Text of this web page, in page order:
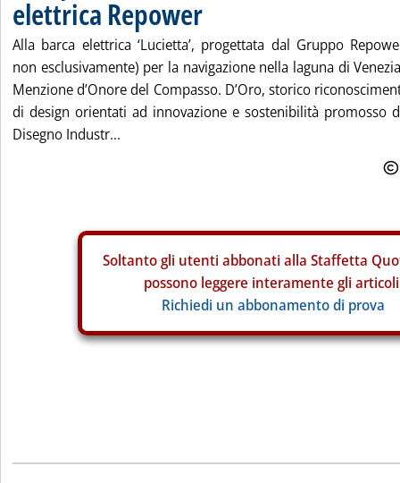
elettrica Repower
Alla barca elettrica ‘Lucietta’, progettata dal Gruppo
non esclusivamente) per la navigazione nella laguna di
Menzione d’Onore del Compasso. D’Oro, storico
di design orientati ad innovazione e sostenibilità promosso
Disegno Industr...
Soltanto gli utenti abbonati alla Staffetta
possono leggere interamente gli
Richiedi un abbonamento di prova